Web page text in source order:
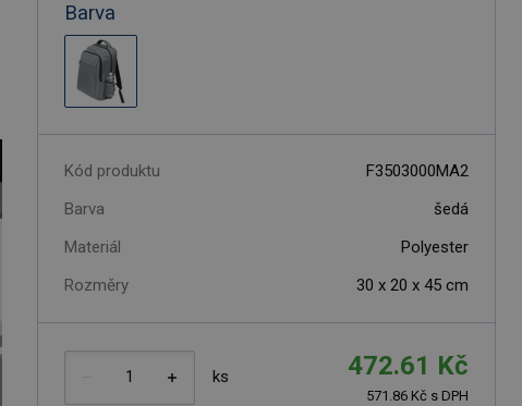
Barva
Kód produktu
F3503000MA2
Barva
šedá
Materiál
Polyester
Rozměry
30 x 20 x 45 cm
ks 472.61 Kč
571.86 Kč s DPH